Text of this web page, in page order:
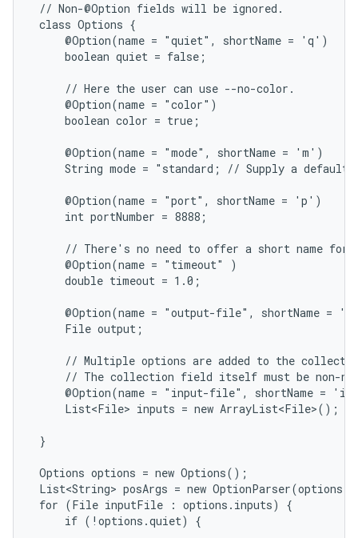
// Non-@Option fields will be ignored.
class Options {
     @Option(name = "quiet", shortName = 'q')
     boolean quiet = false;
     // Here the user can use --no-color.
     @Option(name = "color")
     boolean color = true;
     @Option(name = "mode", shortName = 'm')
String mode = "standard; // Supply a default
     @Option(name = "port", shortName = 'p')
     int portNumber = 8888;
// There's no need to offer a short name for
     @Option(name = "timeout" )
     double timeout = 1.0;
@Option(name = "output-file", shortName =
     File output;
// Multiple options are added to the
// The collection field itself must be non-
@Option(name = "input-file", shortName =
     List<File> inputs = new ArrayList<File>();
}
Options options = new Options();
List<String> posArgs = new
for (File inputFile : options.inputs) {
     if (!options.quiet) {